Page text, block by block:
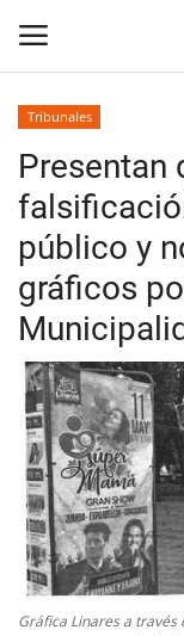
Inicio
Crónica
Policial
Tribunales
Deporte
Política
Espectáculos
Tribunales
Presentan
público y
gráficos
Gráfica Linares a través